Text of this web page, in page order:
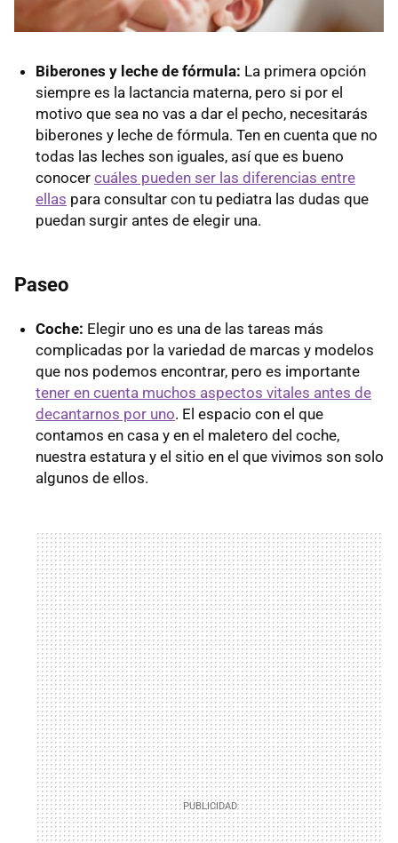
Biberones y leche de fórmula: La primera opción
siempre es la lactancia materna, pero si por el
motivo que sea no vas a dar el pecho, necesitarás
biberones y leche de fórmula. Ten en cuenta que no
todas las leches son iguales, así que es bueno
conocer cuáles pueden ser las diferencias entre
ellas para consultar con tu pediatra las dudas que
puedan surgir antes de elegir una.
Paseo
Coche: Elegir uno es una de las tareas más
complicadas por la variedad de marcas y modelos
que nos podemos encontrar, pero es importante
tener en cuenta muchos aspectos vitales antes de
decantarnos por uno. El espacio con el que
contamos en casa y en el maletero del coche,
nuestra estatura y el sitio en el que vivimos son solo
algunos de ellos.